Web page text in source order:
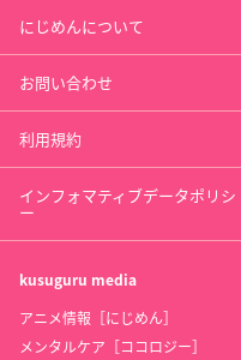
にじめんについて
お問い合わせ
利用規約
インフォマティブデータポリシ
ー
kusuguru media
アニメ情報［にじめん］
メンタルケア［ココロジー］